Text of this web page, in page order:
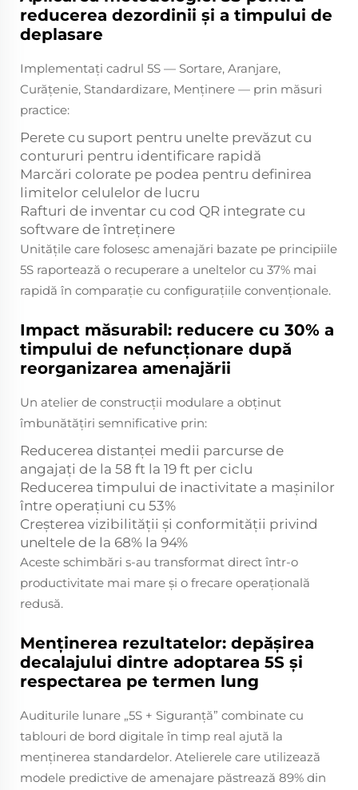
reducerea dezordinii și a timpului de
deplasare
Implementați cadrul 5S — Sortare, Aranjare,
Curățenie, Standardizare, Menținere — prin măsuri
practice:
Perete cu suport pentru unelte prevăzut cu
contururi pentru identificare rapidă
Marcări colorate pe podea pentru definirea
limitelor celulelor de lucru
Rafturi de inventar cu cod QR integrate cu
software de întreținere
Unitățile care folosesc amenajări bazate pe principiile
5S raportează o recuperare a uneltelor cu 37% mai
rapidă în comparație cu configurațiile convenționale.
Impact măsurabil: reducere cu 30% a
timpului de nefuncționare după
reorganizarea amenajării
Un atelier de construcții modulare a obținut
îmbunătățiri semnificative prin:
Reducerea distanței medii parcurse de
angajați de la 58 ft la 19 ft per ciclu
Reducerea timpului de inactivitate a mașinilor
între operațiuni cu 53%
Creșterea vizibilității și conformității privind
uneltele de la 68% la 94%
Aceste schimbări s-au transformat direct într-o
productivitate mai mare și o frecare operațională
redusă.
Menținerea rezultatelor: depășirea
decalajului dintre adoptarea 5S și
respectarea pe termen lung
Auditurile lunare „5S + Siguranță” combinate cu
tablouri de bord digitale în timp real ajută la
menținerea standardelor. Atelierele care utilizează
modele predictive de amenajare păstrează 89% din